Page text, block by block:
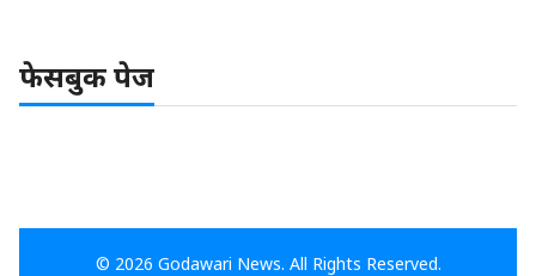
फेसबुक पेज
© 2026 Godawari News. All Rights Reserved.